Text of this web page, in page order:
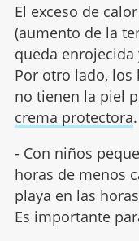
El exceso de
(aumento de la
queda enrojecida
Por otro lado, los
no tienen la piel
crema protectora.
- Con niños
horas de menos
playa en las
Es importante